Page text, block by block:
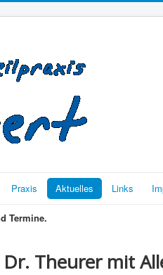
Praxis Aktuelles Links
Termine.
Theurer mit